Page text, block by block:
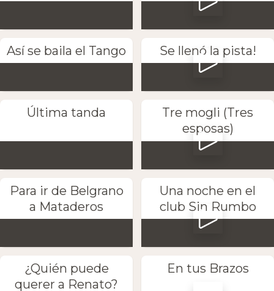
Así se baila el Tango Se llenó la pista!
Última tanda
Tre mogli (Tres
esposas)
Para ir de Belgrano
a Mataderos
Una noche en el
club Sin Rumbo
¿Quién puede
querer a Renato?
En tus Brazos